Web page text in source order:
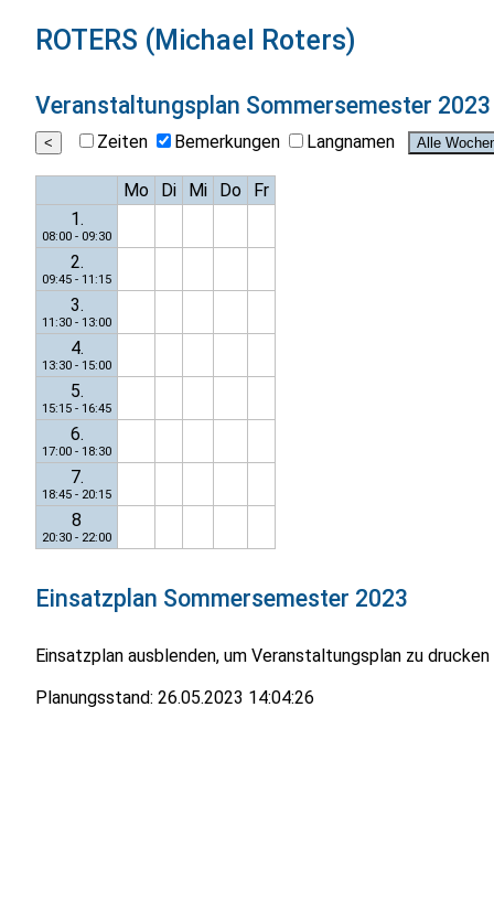
ROTERS (Michael Roters)
Veranstaltungsplan Sommersemester 2023
Zeiten Bemerkungen Langnamen
Mo Di Mi Do
Fr
1.
08:00 - 09:30
2.
09:45 - 11:15
3.
11:30 - 13:00
4.
13:30 - 15:00
5.
15:15 - 16:45
6.
17:00 - 18:30
7.
18:45 - 20:15
8
20:30 - 22:00
Einsatzplan Sommersemester 2023
Einsatzplan ausblenden, um Veranstaltungsplan zu drucken
Planungsstand: 26.05.2023 14:04:26